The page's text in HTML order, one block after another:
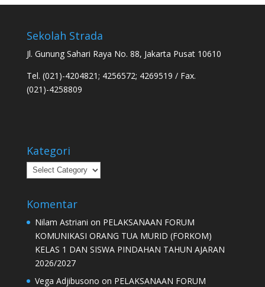
Sekolah Strada
Jl. Gunung Sahari Raya No. 88, Jakarta Pusat 10610
Tel. (021)-4204821; 4256572; 4269519 / Fax.
(021)-4258809
Kategori
Kategori
Komentar
Nilam Astriani on PELAKSANAAN FORUM
KOMUNIKASI ORANG TUA MURID (FORKOM)
KELAS 1 DAN SISWA PINDAHAN TAHUN AJARAN
2026/2027
Vega Adjibusono on PELAKSANAAN FORUM